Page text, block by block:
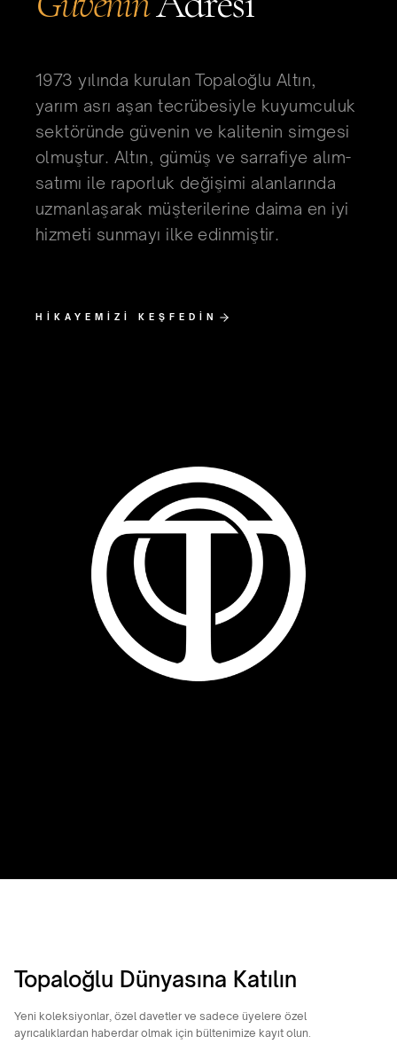
1973 yılında kurulan Topaloğlu Altın,
yarım asrı aşan tecrübesiyle kuyumculuk
sektöründe güvenin ve kalitenin simgesi
olmuştur. Altın, gümüş ve sarrafiye alım-
satımı ile raporluk değişimi alanlarında
uzmanlaşarak müşterilerine daima en iyi
hizmeti sunmayı ilke edinmiştir.
HİKAYEMİZİ KEŞFEDİN
Topaloğlu Dünyasına Katılın
Yeni koleksiyonlar, özel davetler ve sadece üyelere özel
ayrıcalıklardan haberdar olmak için bültenimize kayıt olun.